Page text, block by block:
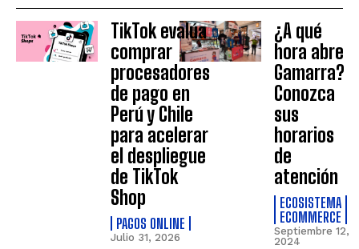
TikTok evalúa
comprar
procesadores
de pago en
Perú y Chile
para acelerar
el despliegue
de TikTok
Shop
PAGOS ONLINE
Julio 31, 2026
¿A qué
hora abre
Gamarra?
Conozca
sus
horarios
de
atención
ECOSISTEMA
ECOMMERCE
Septiembre 12,
2024